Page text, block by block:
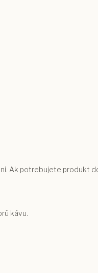
Ak potrebujete produkt
kávu.